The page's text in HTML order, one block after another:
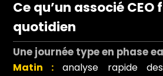
Ce qu’un associé CEO
quotidien
Une journée type en phase
Matin : analyse rapide